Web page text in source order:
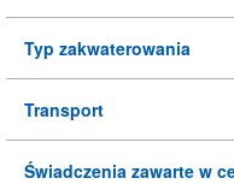
Typ zakwaterowania
Transport
Świadczenia zawarte w